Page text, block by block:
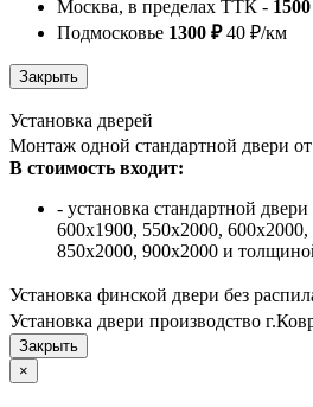
Москва, в пределах ТТК -
Подмосковье 1300 ₽40 ₽/км
Установка дверей
Монтаж одной стандартной двери от
В стоимость входит:
- установка стандартной
600х1900, 550х2000,
850х2000, 900х2000 и
Установка финской двери без
Установка двери производство
×